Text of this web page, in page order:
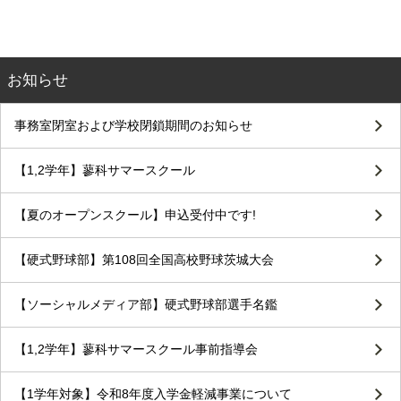
お知らせ
事務室閉室および学校閉鎖期間のお知らせ
【1,2学年】蓼科サマースクール
【夏のオープンスクール】申込受付中です!
【硬式野球部】第108回全国高校野球茨城大会
【ソーシャルメディア部】硬式野球部選手名鑑
【1,2学年】蓼科サマースクール事前指導会
【1学年対象】令和8年度入学金軽減事業について